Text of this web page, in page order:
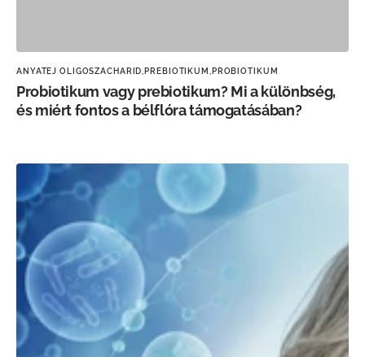
ANYATEJ OLIGOSZACHARID, PREBIOTIKUM, PROBIOTIKUM
Probiotikum vagy prebiotikum? Mi a különbség,
és miért fontos a bélflóra támogatásában?